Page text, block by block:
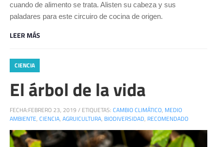
cuando de alimento se trata. Alisten su cabeza y sus
paladares para este circuiro de cocina de origen.
LEER MÁS
CIENCIA
El árbol de la vida
FECHA:FEBRERO 23, 2019 / ETIQUETAS: CAMBIO CLIMÁTICO, MEDIO
AMBIENTE, CIENCIA, AGRUICULTURA, BIODIVERSIDAD, RECOMENDADO